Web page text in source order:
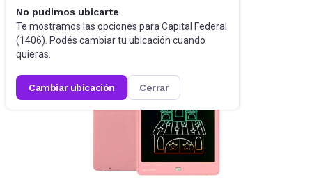
No pudimos ubicarte
Te mostramos las opciones para Capital Federal
(1406). Podés cambiar tu ubicación cuando
quieras.
cambiar ubicación cerrar
Juguetes y Juegos